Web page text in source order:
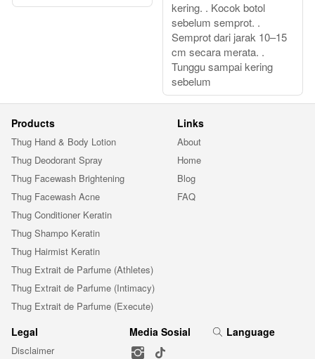
kering. . Kocok botol
sebelum semprot. .
Semprot dari jarak 10–15
cm secara merata. .
Tunggu sampai kering
sebelum
Products
Thug Hand & Body Lotion
Thug Deodorant Spray
Thug Facewash Brightening
Thug Facewash Acne
Thug Conditioner Keratin
Thug Shampo Keratin
Thug Hairmist Keratin
Thug Extrait de Parfume (Athletes)
Thug Extrait de Parfume (Intimacy)
Thug Extrait de Parfume (Execute)
Links
About
Home
Blog
FAQ
Legal
Disclaimer
Media Sosial Language